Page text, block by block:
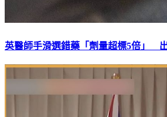
英醫師手滑選錯藥「劑量超標5倍」